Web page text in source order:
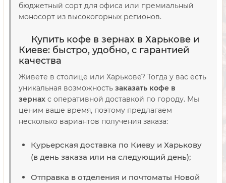
бюджетный сорт для офиса или премиальный
моносорт из высокогорных регионов.
Купить кофе в зернах в Харькове и
Киеве: быстро, удобно, с гарантией
качества
Живете в столице или Харькове? Тогда у вас есть
уникальная возможность заказать кофе в
зернах с оперативной доставкой по городу. Мы
ценим ваше время, поэтому предлагаем
несколько вариантов получения заказа:
Курьерская доставка по Киеву и Харькову
(в день заказа или на следующий день);
Отправка в отделения и почтоматы Новой